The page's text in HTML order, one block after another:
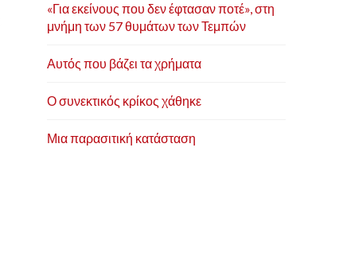
«Για εκείνους που δεν έφτασαν ποτέ», στη
μνήμη των 57 θυμάτων των Τεμπών
Αυτός που βάζει τα χρήματα
Ο συνεκτικός κρίκος χάθηκε
Μια παρασιτική κατάσταση